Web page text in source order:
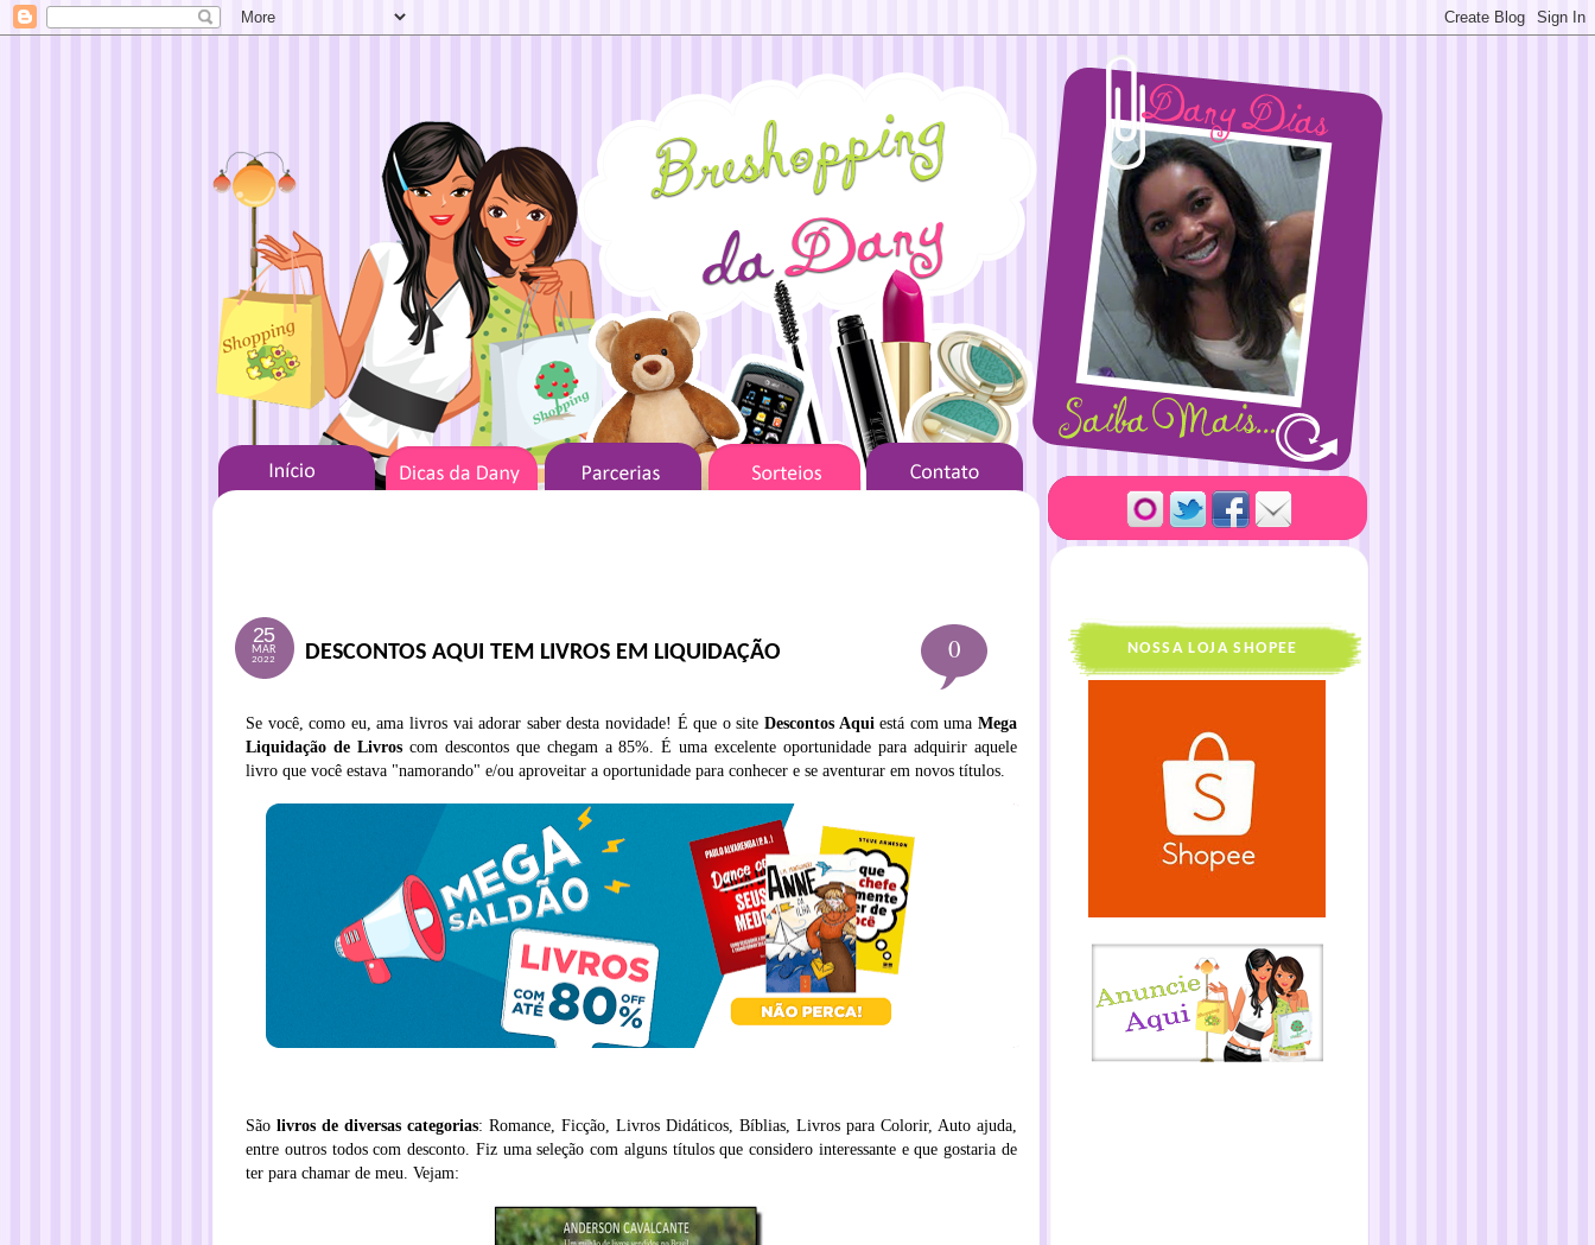
25
MAR
2022 0
DESCONTOS AQUI TEM LIVROS EM LIQUIDAÇÃO
Se você, como eu, ama livros vai adorar saber desta novidade! É que o site Descontos Aquiestá com umaMega
Liquidação de Livroscom descontos que chegam a 85%. É uma excelente oportunidade para adquirir aquele
livro que você estava "namorando" e/ou aproveitar a oportunidade para conhecer e se aventurar em novos títulos.
São livros de diversas categorias: Romance, Ficção, Livros Didáticos, Bíblias, Livros para Colorir, Auto ajuda,
entre outros todos com desconto. Fiz uma seleção com alguns títulos que considero interessante e que gostaria de
ter para chamar de meu. Vejam:
NOSSA LOJA SHOPEE